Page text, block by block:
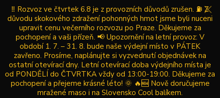
‼️ Rozvoz ve čtvrtek 6.8 je z provozních důvodů zrušen. ⛽ Z
důvodu skokového zdražení pohonných hmot jsme byli nuceni
upravit cenu večerního rozvozu po Praze. Děkujeme za
pochopení a vaši přízeň. 📢 Upozornění na letní provoz: V
období 1. 7. – 31. 8. bude naše výdejní místo v PÁTEK
zavřeno. Prosíme, naplánujte si vyzvednutí objednávek na
ostatní otevírací dny. Letní otevírací doba výdejního místa je
od PONDĚLÍ do ČTVRTKA vždy od 13:00-19:00. Děkujeme za
pochopení a přejeme krásné léto! 🌞 🔥🆕 Nově doručujeme
mražené maso i na Slovensko Cool balíkem.